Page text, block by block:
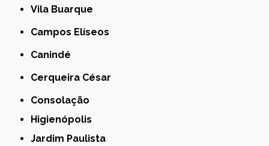
Vila Buarque
Campos Elíseos
Canindé
Cerqueira César
Consolação
Higienópolis
Jardim Paulista